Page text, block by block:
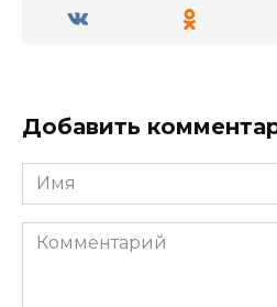
Добавить
Имя
Комментарий